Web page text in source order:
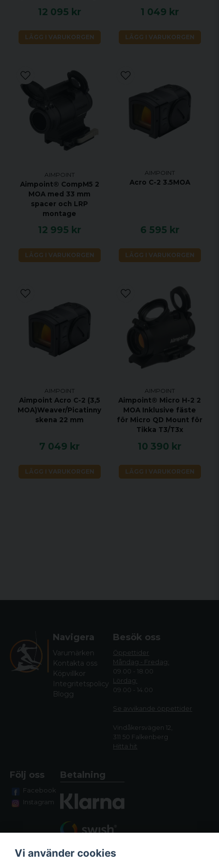
12 095 kr
LÄGG I VARUKORGEN
1 049 kr
LÄGG I VARUKORGEN
AIMPOINT
Aimpoint® CompM5 2
MOA med 33 mm
spacer och LRP
montage
12 995 kr
LÄGG I VARUKORGEN
AIMPOINT
Acro C-2 3.5MOA
6 595 kr
LÄGG I VARUKORGEN
AIMPOINT
Aimpoint Acro C-2 (3,5
MOA)Weaver/Picatinny
skena 22 mm
7 049 kr
LÄGG I VARUKORGEN
AIMPOINT
Aimpoint® Micro H-2 2
MOA Inklusive fäste
för Micro QD Mount för
Tikka T3/T3x
10 390 kr
LÄGG I VARUKORGEN
Navigera
Varumärken
Kontakta oss
Köpvillkor
Integritetspolicy
Blogg
Besök oss
Öppettider
Måndag - Fredag:
09.00 - 18.00
Lördag:
09.00 - 14.00
Se avvikande öppettider
Vindåkersvägen 12,
311 50 Falkenberg
Hitta hit
Följ oss
Facebook
Instagram
Betalning
Vi använder cookies